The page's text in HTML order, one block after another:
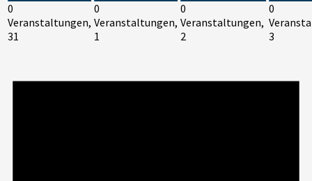
0
Veranstaltungen,
31
0
Veranstaltungen,
1
0
Veranstaltungen,
2
0
3